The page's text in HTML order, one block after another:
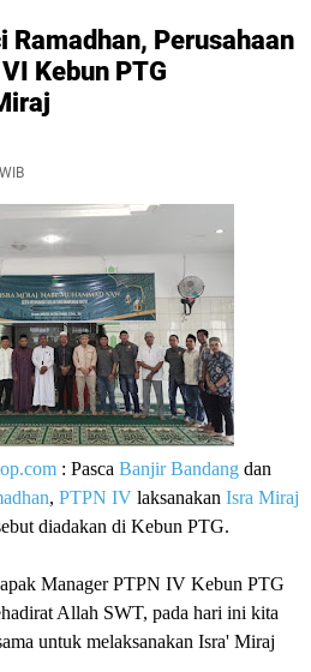
Ramadhan, Perusahaan
Kebun PTG
: Pasca Banjir Bandang dan
, PTPN IV laksanakan Isra Miraj
diadakan di Kebun PTG.
Manager PTPN IV Kebun PTG
Allah SWT, pada hari ini kita
untuk melaksanakan Isra' Miraj